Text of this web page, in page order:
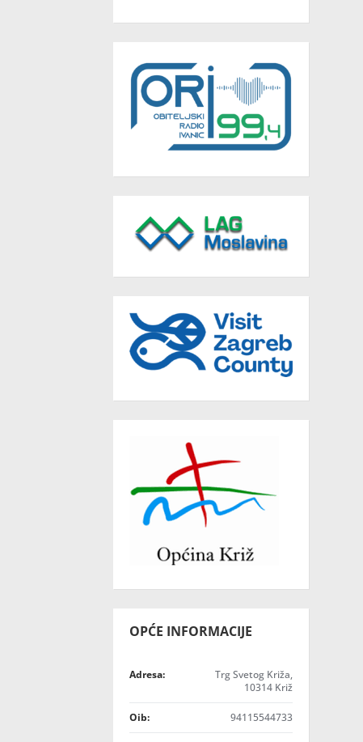
OPĆE INFORMACIJE
Adresa:
Trg Svetog Križa,
10314 Križ
Oib: 94115544733